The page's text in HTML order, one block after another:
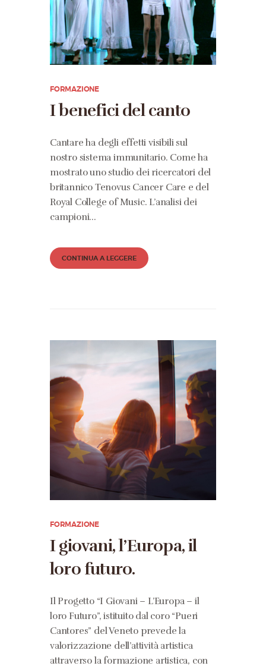
FORMAZIONE
I benefici del canto
Cantare ha degli effetti visibili sul
nostro sistema immunitario. Come ha
mostrato uno studio dei ricercatori del
britannico Tenovus Cancer Care e del
Royal College of Music. L’analisi dei
campioni…
CONTINUA A LEGGERE
FORMAZIONE
I giovani, l’Europa, il
loro futuro.
Il Progetto “I Giovani – L’Europa – il
loro Futuro”, istituito dal coro “Pueri
Cantores” del Veneto prevede la
valorizzazione dell’attività artistica
attraverso la formazione artistica, con